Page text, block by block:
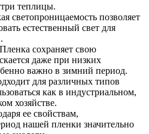
теплицы.
светопроницаемость позволяет
естественный свет для
сохраняет свою
даже при низких
важно в зимний период.
для различных типов
как в индустриальном,
хозяйстве.
ее свойствам,
нашей пленки значительно